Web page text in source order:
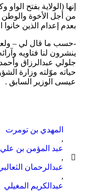
إنها (الولاية بفتح
من أجل الأخوة والوطن
بعدم إعدام الذين خانوا
-حسب ما قال لي – ولعل
ينشرون لنا فتاويه
جلولي عبدالرزاق
حياته موّلته وزارة
عيسى الوزير السابق .
المهدي بن تومرت
,
عبد المؤمن بن علي
,
عبدالرحمان
,
عبدالكريم المغيلي